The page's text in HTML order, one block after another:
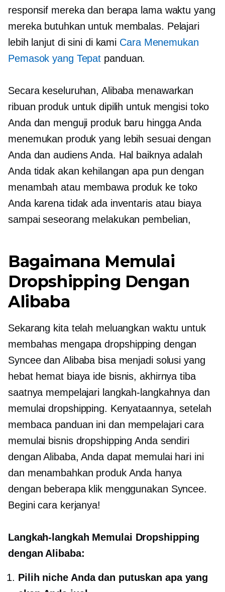
responsif mereka dan berapa lama waktu yang
mereka butuhkan untuk membalas. Pelajari
lebih lanjut di sini di kami Cara Menemukan
Pemasok yang Tepat panduan.
Secara keseluruhan, Alibaba menawarkan
ribuan produk untuk dipilih untuk mengisi toko
Anda dan menguji produk baru hingga Anda
menemukan produk yang lebih sesuai dengan
Anda dan audiens Anda. Hal baiknya adalah
Anda tidak akan kehilangan apa pun dengan
menambah atau membawa produk ke toko
Anda karena tidak ada inventaris atau biaya
sampai seseorang melakukan pembelian,
Bagaimana Memulai
Dropshipping Dengan
Alibaba
Sekarang kita telah meluangkan waktu untuk
membahas mengapa dropshipping dengan
Syncee dan Alibaba bisa menjadi solusi yang
hebat hemat biaya ide bisnis, akhirnya tiba
saatnya mempelajari langkah-langkahnya dan
memulai dropshipping. Kenyataannya, setelah
membaca panduan ini dan mempelajari cara
memulai bisnis dropshipping Anda sendiri
dengan Alibaba, Anda dapat memulai hari ini
dan menambahkan produk Anda hanya
dengan beberapa klik menggunakan Syncee.
Begini cara kerjanya!
Langkah-langkah Memulai Dropshipping
dengan Alibaba:
Pilih niche Anda dan putuskan apa yang